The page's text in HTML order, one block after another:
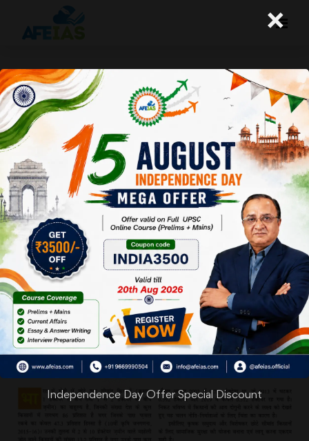
योजना : किसानों के लिए सुरक्षा चक्र
21 May 2022
To Download Click Here.
×
Independence Day Offer Special Discount